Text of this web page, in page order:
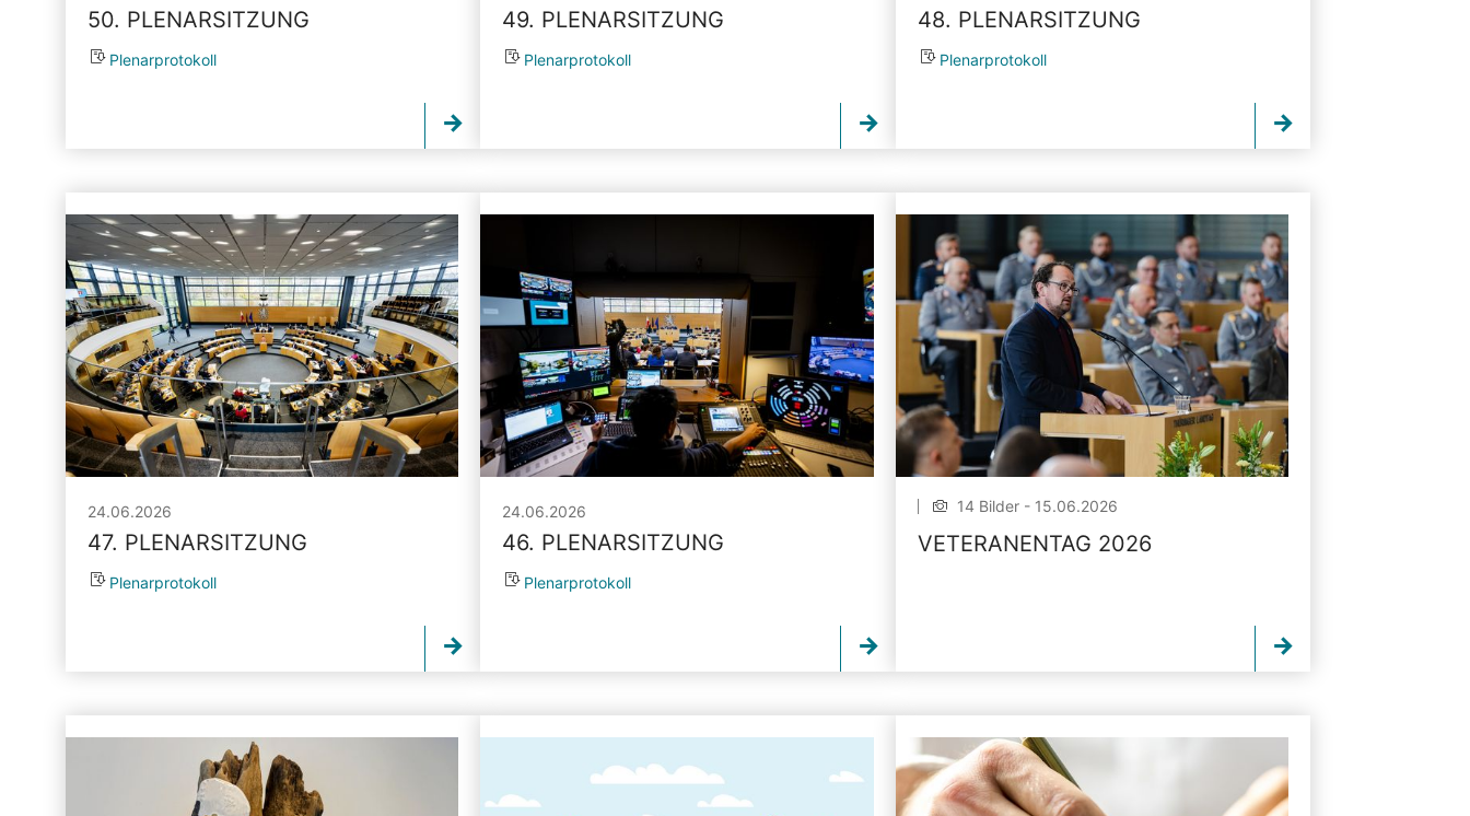
50. PLENARSITZUNG
Plenarprotokoll
49. PLENARSITZUNG
Plenarprotokoll
48. PLENARSITZUNG
Plenarprotokoll
24.06.2026
47. PLENARSITZUNG
Plenarprotokoll
24.06.2026
46. PLENARSITZUNG
Plenarprotokoll
14 Bilder - 15.06.2026
VETERANENTAG 2026